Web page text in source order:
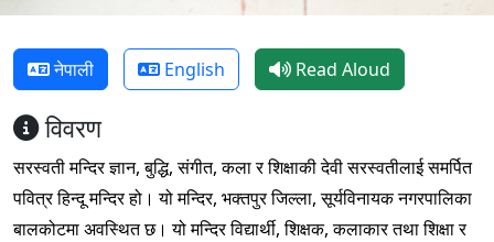
नेपाली English Read Aloud
विवरण
सरस्वती मन्दिर ज्ञान, बुद्धि, संगीत, कला र शिक्षाकी देवी सरस्वतीलाई समर्पित
पवित्र हिन्दू मन्दिर हो। यो मन्दिर, भक्तपुर जिल्ला, सूर्यविनायक नगरपालिका
बालकोटमा अवस्थित छ। यो मन्दिर विद्यार्थी, शिक्षक, कलाकार तथा शिक्षा र